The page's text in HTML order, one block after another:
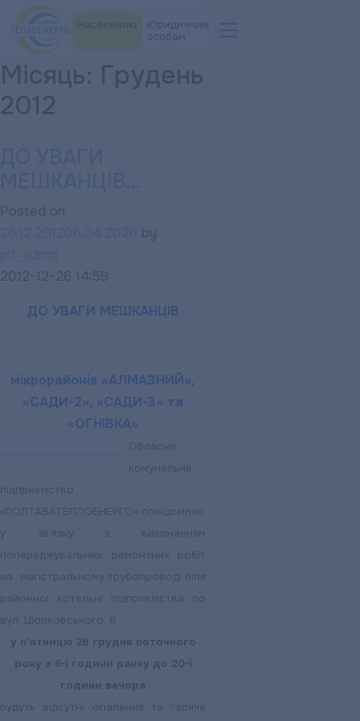
Юридичним
особам
Місяць: Грудень
2012
Posted on
by
2012-12-26 14:59
ДО УВАГИ МЕШКАНЦІВ
мікрорайонів «АЛМАЗНИЙ»,
«САДИ-2», «САДИ-3» та
«ОГНІВКА»
Обласне
комунальне
підприємство
«ПОЛТАВАТЕПЛОЕНЕРГО» повідомляє:
у зв’язку з виконанням
попереджувальних ремонтних робіт
на
магістральному трубопроводі біля
районної котельні підприємства по
вул. Ціолковсь кого, 8
у п’ятницю 28 грудня поточного
року з 6-ї години ранку до 20-ї
години вечора
будуть відсутні опалення та гаряче